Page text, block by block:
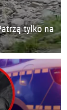
tylko na